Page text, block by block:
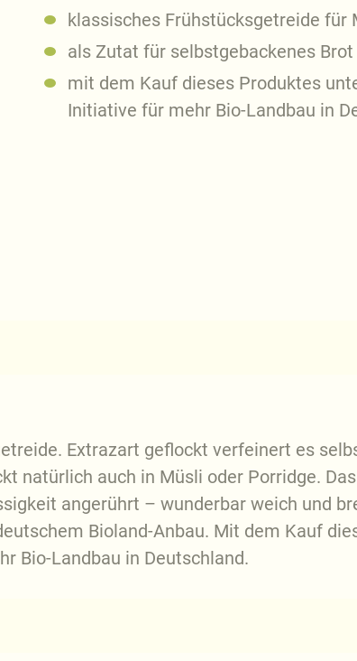
klassisches Frühstücksgetreide für
als Zutat für selbstgebackenes
mit dem Kauf dieses Produktes
Initiative für mehr Bio-Landbau in
Extrazart geflockt verfeinert es
natürlich auch in Müsli oder Porridge.
angerührt – wunderbar weich und
Bioland-Anbau. Mit dem Kauf
Bio-Landbau in Deutschland.